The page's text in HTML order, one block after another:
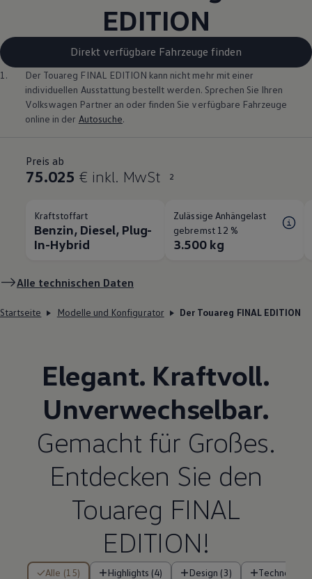
EDITION
Direkt verfügbare Fahrzeuge finden
1. Der Touareg FINAL EDITION kann nicht mehr mit einer
individuellen Ausstattung bestellt werden. Sprechen Sie Ihren
Volkswagen Partner an oder finden Sie verfügbare Fahrzeuge
online in der Autosuche.
Preis ab
75.025 € inkl. MwSt 2
Kraftstoffart
Benzin, Diesel, Plug-
In-Hybrid
Zulässige Anhängelast
gebremst 12 %
3.500 kg
Alle technischen Daten
Startseite Modelle und Konfigurator Der Touareg FINAL EDITION
Elegant. Kraftvoll.
Unverwechselbar.
Gemacht für Großes.
Entdecken Sie den
Touareg FINAL
EDITION!
Alle (15) Highlights (4) Design (3)
15 von 15 Details